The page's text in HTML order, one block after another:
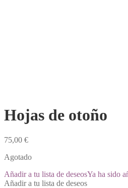
Hojas de otoño
75,00 €
Agotado
Añadir a tu lista de deseosYa ha sido
Añadir a tu lista de deseos